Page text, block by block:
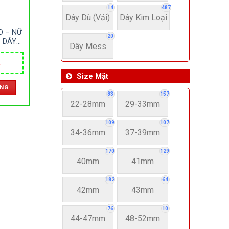
14
Dây Dù (Vải)
487
Dây Kim Loại
20
Dây Mess
Size Mặt
83
22-28mm
157
29-33mm
109
34-36mm
107
37-39mm
170
40mm
129
41mm
182
42mm
64
43mm
76
44-47mm
10
48-52mm
– NỮ
DÂY
–
₫.